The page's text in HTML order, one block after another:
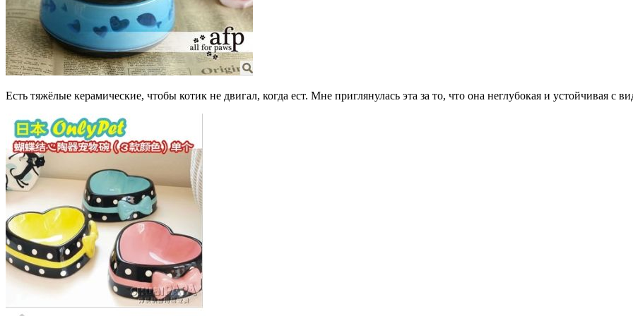
Есть тяжёлые керамические, чтобы котик не двигал, когда ест. Мне приглянулась эта за то, что она неглубокая и устойчивая с